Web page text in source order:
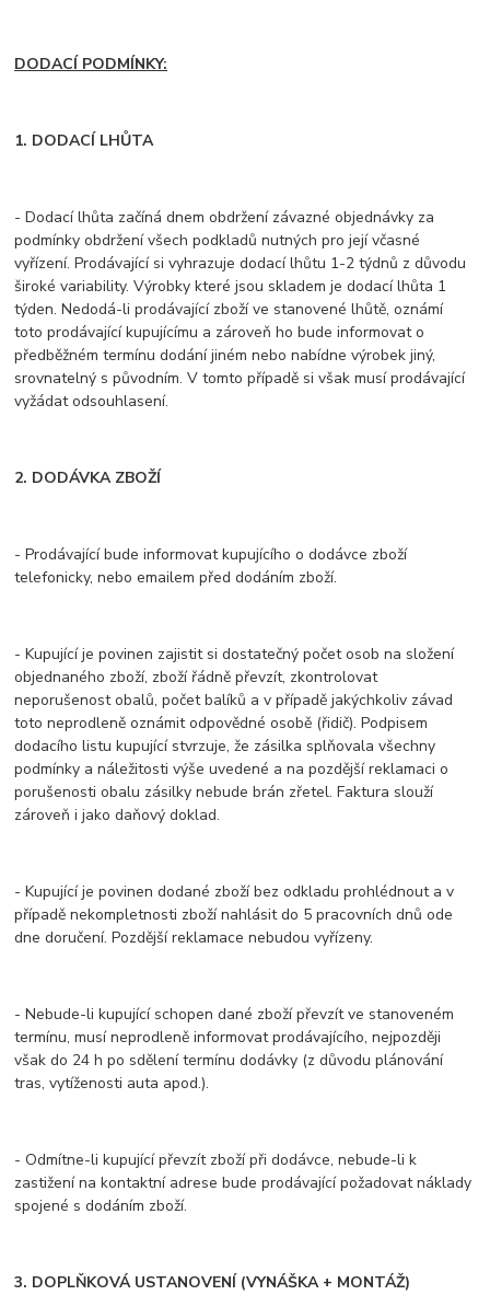
DODACÍ PODMÍNKY:
1. DODACÍ LHŮTA
- Dodací lhůta začíná dnem obdržení závazné objednávky za
podmínky obdržení všech podkladů nutných pro její včasné
vyřízení. Prodávající si vyhrazuje dodací lhůtu 1-2 týdnů z důvodu
široké variability. Výrobky které jsou skladem je dodací lhůta 1
týden. Nedodá-li prodávající zboží ve stanovené lhůtě, oznámí
toto prodávající kupujícímu a zároveň ho bude informovat o
předběžném termínu dodání jiném nebo nabídne výrobek jiný,
srovnatelný s původním. V tomto případě si však musí prodávající
vyžádat odsouhlasení.
2. DODÁVKA ZBOŽÍ
- Prodávající bude informovat kupujícího o dodávce zboží
telefonicky, nebo emailem před dodáním zboží.
- Kupující je povinen zajistit si dostatečný počet osob na složení
objednaného zboží, zboží řádně převzít, zkontrolovat
neporušenost obalů, počet balíků a v případě jakýchkoliv závad
toto neprodleně oznámit odpovědné osobě (řidič). Podpisem
dodacího listu kupující stvrzuje, že zásilka splňovala všechny
podmínky a náležitosti výše uvedené a na pozdější reklamaci o
porušenosti obalu zásilky nebude brán zřetel. Faktura slouží
zároveň i jako daňový doklad.
- Kupující je povinen dodané zboží bez odkladu prohlédnout a v
případě nekompletnosti zboží nahlásit do 5 pracovních dnů ode
dne doručení. Pozdější reklamace nebudou vyřízeny.
- Nebude-li kupující schopen dané zboží převzít ve stanoveném
termínu, musí neprodleně informovat prodávajícího, nejpozději
však do 24 h po sdělení termínu dodávky (z důvodu plánování
tras, vytíženosti auta apod.).
- Odmítne-li kupující převzít zboží při dodávce, nebude-li k
zastižení na kontaktní adrese bude prodávající požadovat náklady
spojené s dodáním zboží.
3. DOPLŇKOVÁ USTANOVENÍ (VYNÁŠKA + MONTÁŽ)